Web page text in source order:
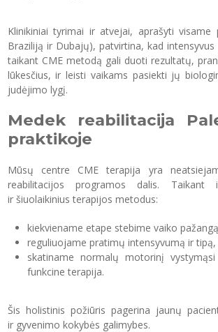
Klinikiniai tyrimai ir atvejai, aprašyti visame
Braziliją ir Dubajų), patvirtina, kad
taikant CME metodą gali duoti rezultatų,
lūkesčius, ir leisti vaikams pasiekti jų
judėjimo lygį.
Medek reabilitacija
praktikoje
Mūsų centre CME terapija yra
reabilitacijos programos dalis. Taikant
ir šiuolaikinius terapijos metodus:
kiekviename etape stebime vaiko
reguliuojame pratimų intensyvumą ir tipą,
skatiname normalų motorinį
funkcine terapija.
Šis holistinis požiūris pagerina jaunų
ir gyvenimo kokybės galimybes.